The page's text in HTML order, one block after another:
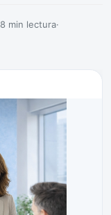
8 min lectura·